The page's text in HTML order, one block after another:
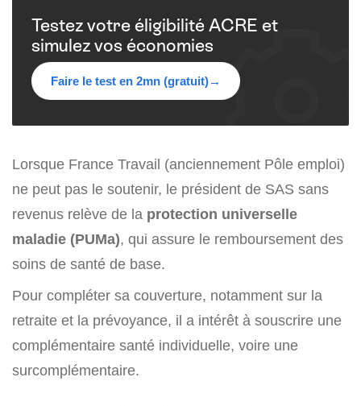
Testez votre éligibilité ACRE et
simulez vos économies
Faire le test en 2mn (gratuit)→
Lorsque France Travail (anciennement Pôle emploi)
ne peut pas le soutenir, le président de SAS sans
revenus relève de la protection universelle
maladie (PUMa), qui assure le remboursement des
soins de santé de base.
Pour compléter sa couverture, notamment sur la
retraite et la prévoyance, il a intérêt à souscrire une
complémentaire santé individuelle, voire une
surcomplémentaire.